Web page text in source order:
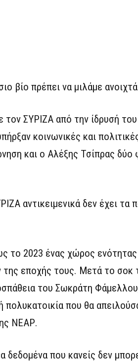
βίο πρέπει να μιλάμε
ΣΥΡΙΖΑ από την ίδρυσή
κοινωνικές και
και ο Αλέξης Τσίπρας
αντικειμενικά δεν έχει τα
2023 ένας χώρος ενότητας
εποχής τους. Μετά το σοκ
του Σωκράτη
που θα
ΝΕΑΡ.
που κανείς δεν